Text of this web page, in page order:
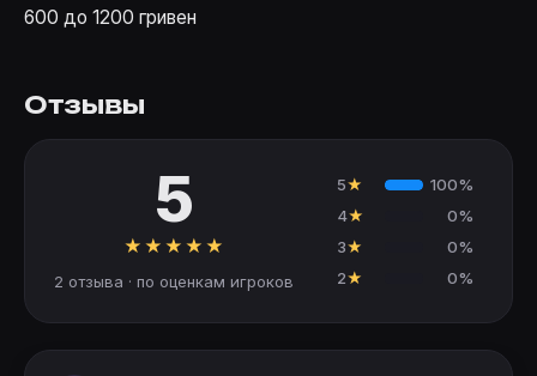
600 до 1200 гривен
Отзывы
5
★ ★ ★ ★ ★
2 отзыва · по оценкам игроков
5★
100%
4★
0%
3★
0%
2★ 0%